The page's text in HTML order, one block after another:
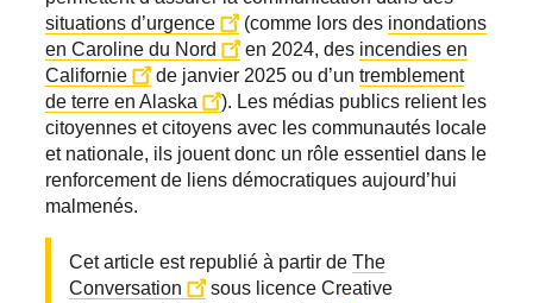
situations d’urgence
(comme lors des inondations
en Caroline du Nord
en 2024, des incendies en
Californie
de janvier 2025 ou d’un tremblement
de terre en Alaska
). Les médias publics relient les
citoyennes et citoyens avec les communautés locale
et nationale, ils jouent donc un rôle essentiel dans le
renforcement de liens démocratiques aujourd’hui
malmenés.
Cet article est republié à partir de The
Conversation
sous licence Creative